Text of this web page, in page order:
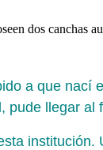
dos
a que
pude llegar al